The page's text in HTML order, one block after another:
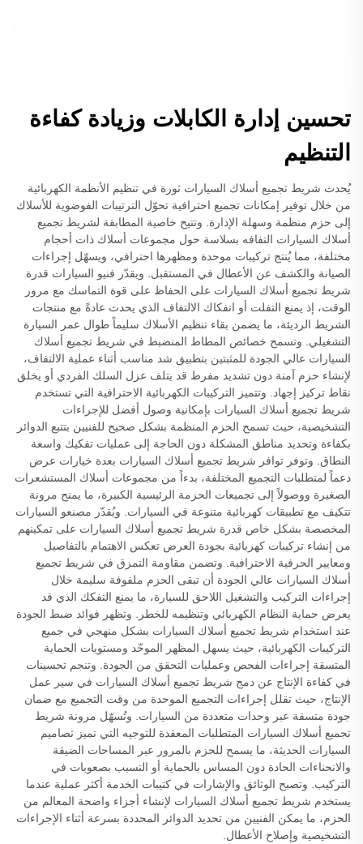
تحسين إدارة الكابلات وزيادة كفاءة
التنظيم
يُحدث شريط تجميع أسلاك السيارات ثورة في تنظيم الأنظمة الكهربائية
من خلال توفير إمكانات تجميع احترافية تحوّل الترتيبات الفوضوية للأسلاك
إلى حزم منظمة وسهلة الإدارة. وتتيح خاصية المطابقة لشريط تجميع
أسلاك السيارات التفافه بسلاسة حول مجموعات أسلاك ذات أحجام
مختلفة، مما يُنتج تركيبات موحدة ومظهرها احترافي، ويسهّل إجراءات
الصيانة والكشف عن الأعطال في المستقبل. ويقدّر فنيو السيارات قدرة
شريط تجميع أسلاك السيارات على الحفاظ على قوة التماسك مع مرور
الوقت، إذ يمنع التفلت أو انفكاك الالتفاف الذي يحدث عادةً مع منتجات
الشريط الرديئة، ما يضمن بقاء تنظيم الأسلاك سليماً طوال عمر السيارة
التشغيلي. وتسمح خصائص المطاط المنضبط في شريط تجميع أسلاك
السيارات عالي الجودة للمثبتين بتطبيق شد مناسب أثناء عملية الالتفاف،
لإنشاء حزم آمنة دون تشديد مفرط قد يتلف عزل السلك الفردي أو يخلق
نقاط تركيز إجهاد. وتتميز التركيبات الكهربائية الاحترافية التي تستخدم
شريط تجميع أسلاك السيارات بإمكانية وصول أفضل للإجراءات
التشخيصية، حيث تسمح الحزم المنظمة بشكل صحيح للفنيين بتتبع الدوائر
بكفاءة وتحديد مناطق المشكلة دون الحاجة إلى عمليات تفكيك واسعة
النطاق. وتوفر توافر شريط تجميع أسلاك السيارات بعدة خيارات عرض
دعماً لمتطلبات التجميع المختلفة، بدءاً من مجموعات أسلاك المستشعرات
الصغيرة ووصولاً إلى تجميعات الحزمة الرئيسية الكبيرة، ما يمنح مرونة
تتكيف مع تطبيقات كهربائية متنوعة في السيارات. ويُقدّر مصنعو السيارات
المخصصة بشكل خاص قدرة شريط تجميع أسلاك السيارات على تمكينهم
من إنشاء تركيبات كهربائية بجودة العرض تعكس الاهتمام بالتفاصيل
ومعايير الحرفية الاحترافية. وتضمن مقاومة التمزق في شريط تجميع
أسلاك السيارات عالي الجودة أن تبقى الحزم ملفوفة سليمة خلال
إجراءات التركيب والتشغيل اللاحق للسيارة، ما يمنع التفكك الذي قد
يعرض حماية النظام الكهربائي وتنظيمه للخطر. وتظهر فوائد ضبط الجودة
عند استخدام شريط تجميع أسلاك السيارات بشكل منهجي في جميع
التركيبات الكهربائية، حيث يسهل المظهر الموحّد ومستويات الحماية
المتسقة إجراءات الفحص وعمليات التحقق من الجودة. وتنجم تحسينات
في كفاءة الإنتاج عن دمج شريط تجميع أسلاك السيارات في سير عمل
الإنتاج، حيث تقلل إجراءات التجميع الموحدة من وقت التجميع مع ضمان
جودة متسقة عبر وحدات متعددة من السيارات. وتُسهّل مرونة شريط
تجميع أسلاك السيارات المتطلبات المعقدة للتوجيه التي تميز تصاميم
السيارات الحديثة، ما يسمح للحزم بالمرور عبر المساحات الضيقة
والانحناءات الحادة دون المساس بالحماية أو التسبب بصعوبات في
التركيب. وتصبح الوثائق والإشارات في كتيبات الخدمة أكثر عملية عندما
يستخدم شريط تجميع أسلاك السيارات لإنشاء أجزاء واضحة المعالم من
الحزم، ما يمكن الفنيين من تحديد الدوائر المحددة بسرعة أثناء الإجراءات
التشخيصية وإصلاح الأعطال.